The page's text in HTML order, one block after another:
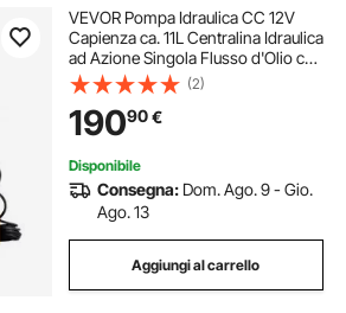
VEVOR Pompa Idraulica CC 12V
Capienza ca. 11L Centralina Idraulica
ad Azione Singola Flusso d'Olio ca.
3,44 L/min Pressione Massima di
22 MPa, Pompa per Montacarichi
Auto Camion Rimorchio da Garage
(2)
19090€
Disponibile
Consegna: Dom. Ago. 9 - Gio.
Ago. 13
Aggiungi al carrello